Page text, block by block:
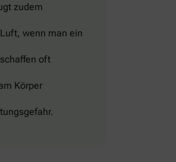
zudem
wenn man ein
oft
Körper